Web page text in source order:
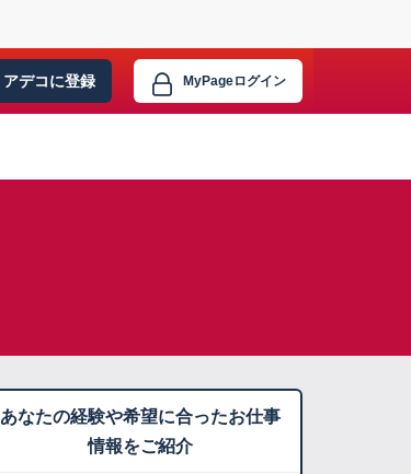
アデコに登録 MyPageログイン
あなたの経験や希望に合ったお仕事
情報をご紹介